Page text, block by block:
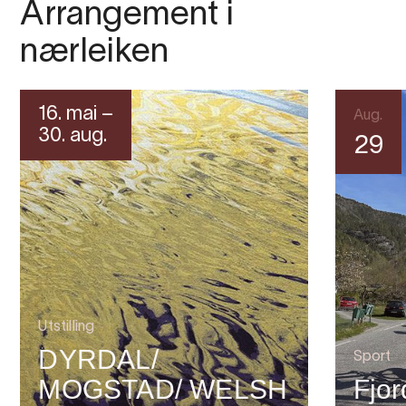
Arrangement i
nærleiken
16. mai –
30. aug.
Utstilling
DYRDAL/
MOGSTAD/ WELSH
Aug.
29
Sport